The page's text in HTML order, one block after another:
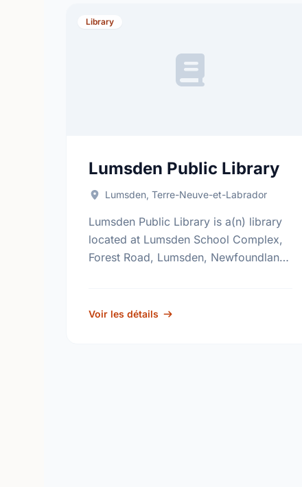
Library
Lumsden Public Library
Lumsden, Terre-Neuve-et-Labrador
Lumsden Public Library is a(n) library
located at Lumsden School Complex,
Forest Road, Lumsden, Newfoundland
Voir les détails